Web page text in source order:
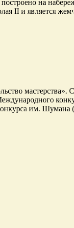
на
II и является
мастерства».
им. Шумана